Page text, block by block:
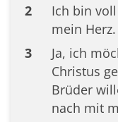
2
Ich bin
mein Herz.
3
Ja, ich
Christus
Brüder
nach mit